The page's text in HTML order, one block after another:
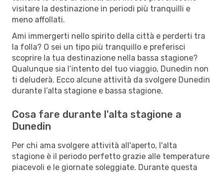
visitare la destinazione in periodi più tranquilli e
meno affollati.
Ami immergerti nello spirito della città e perderti tra
la folla? O sei un tipo più tranquillo e preferisci
scoprire la tua destinazione nella bassa stagione?
Qualunque sia l’intento del tuo viaggio, Dunedin non
ti deluderà. Ecco alcune attività da svolgere Dunedin
durante l’alta stagione e bassa stagione.
Cosa fare durante l'alta stagione a
Dunedin
Per chi ama svolgere attività all'aperto, l'alta
stagione è il periodo perfetto grazie alle temperature
piacevoli e le giornate soleggiate. Durante questa